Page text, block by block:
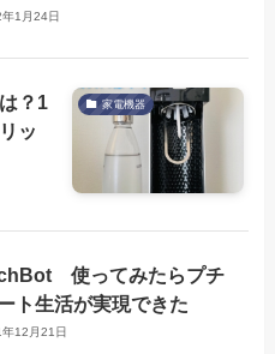
1月24日
家電機器
？1
ッ
使ってみたらプチ
ト生活が実現できた
12月21日